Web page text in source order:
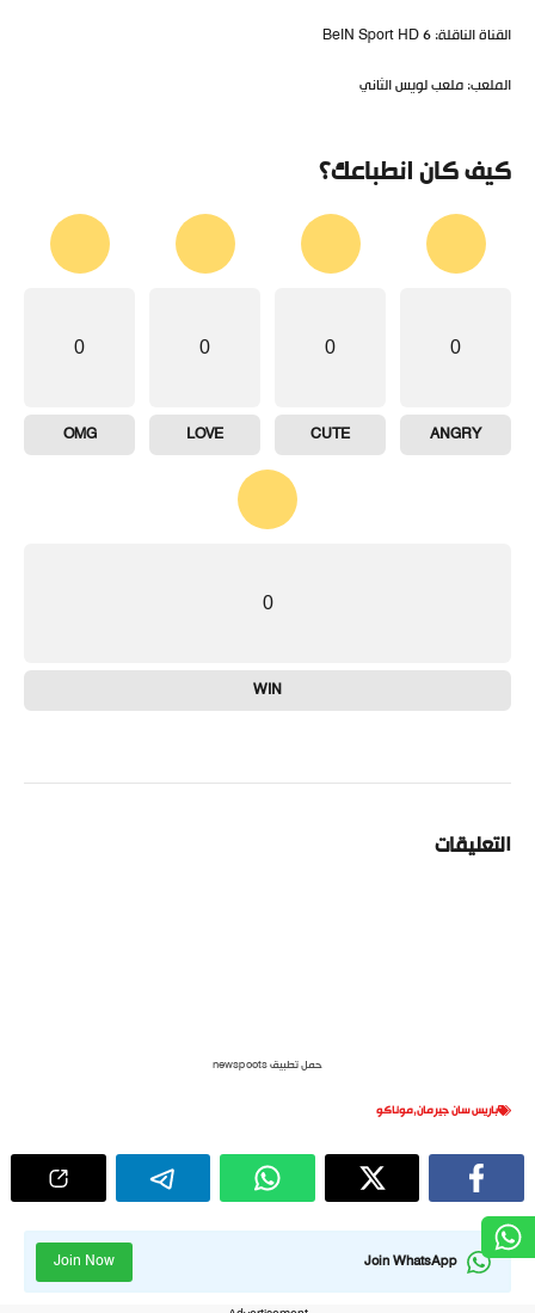
القناة الناقلة: BeIN Sport HD 6
الملعب: ملعب لويس الثاني
كيف كان انطباعك؟
0
ANGRY
0
CUTE
0
LOVE
0
OMG
0
WIN
التعليقات
حمل تطبيق newspoots
باريس سان جيرمان,موناكو
Join WhatsApp
Join Now